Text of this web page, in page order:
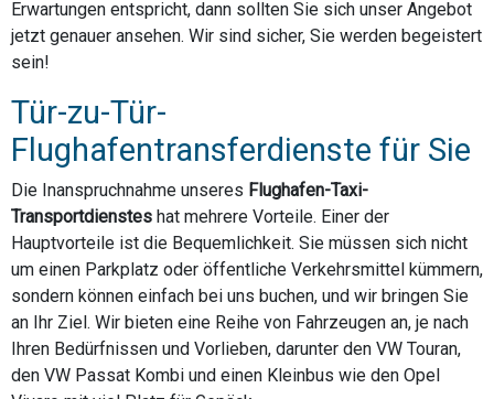
Erwartungen entspricht, dann sollten Sie sich unser Angebot
jetzt genauer ansehen. Wir sind sicher, Sie werden begeistert
sein!
Tür-zu-Tür-
Flughafentransferdienste für Sie
Die Inanspruchnahme unseres Flughafen-Taxi-
Transportdienstes hat mehrere Vorteile. Einer der
Hauptvorteile ist die Bequemlichkeit. Sie müssen sich nicht
um einen Parkplatz oder öffentliche Verkehrsmittel kümmern,
sondern können einfach bei uns buchen, und wir bringen Sie
an Ihr Ziel. Wir bieten eine Reihe von Fahrzeugen an, je nach
Ihren Bedürfnissen und Vorlieben, darunter den VW Touran,
den VW Passat Kombi und einen Kleinbus wie den Opel